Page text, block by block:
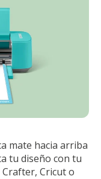
mate hacia arriba
tu diseño con tu
Cricut o